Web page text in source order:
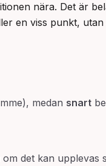
nära. Det är
en viss punkt,
medan snart
det kan